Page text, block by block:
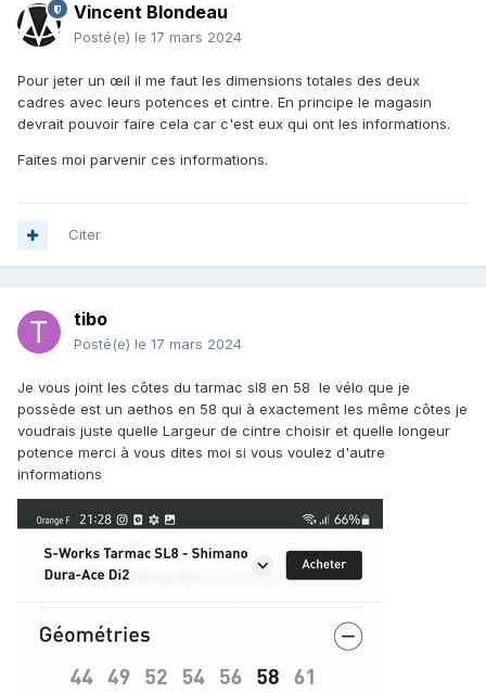
Vincent Blondeau
Posté(e) le 17 mars 2024
Pour jeter un œil il me faut les dimensions totales des deux
cadres avec leurs potences et cintre. En principe le magasin
devrait pouvoir faire cela car c'est eux qui ont les informations.
Faites moi parvenir ces informations.
Citer
tibo
Posté(e) le 17 mars 2024
Je vous joint les côtes du tarmac sl8 en 58 le vélo que je
possède est un aethos en 58 qui à exactement les même côtes je
voudrais juste quelle Largeur de cintre choisir et quelle longeur
potence merci à vous dites moi si vous voulez d'autre
informations